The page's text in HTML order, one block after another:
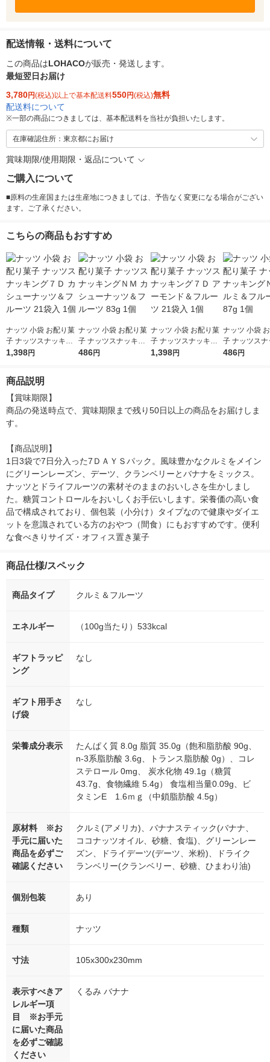
配送情報・送料について
この商品はLOHACOが販売・発送します。
最短翌日お届け
3,780円(税込)以上で基本配送料550円(税込)無料
配送料について
※一部の商品につきましては、基本配送料を当社が負担いたします。
在庫確認住所：東京都にお届け
賞味期限/使用期限・返品について
ご購入について
■原料の生産国または生産地につきましては、予告なく変更になる場合がござい
ます。ご了承ください。
こちらの商品もおすすめ
ナッツ 小袋 お配り菓
子 ナッツスナッキン
グ７Ｄ カシューナッ
1,398円
ナッツ 小袋 お配り菓
子 ナッツスナッキン
グＮＭ カシューナッ
486円
ナッツ 小袋 お配り菓
子 ナッツスナッキン
グ７Ｄ アーモンド＆
1,398円
ナッツ 小袋
子 ナッツスナ
グＮＭ クルミ
486円
商品説明
【賞味期限】
商品の発送時点で、賞味期限まで残り50日以上の商品をお届けしま
す。
【商品説明】
1日3袋で7日分入った7ＤＡＹＳパック。風味豊かなクルミをメイン
にグリーンレーズン、デーツ、クランベリーとバナナをミックス。
ナッツとドライフルーツの素材そのままのおいしさを生かしまし
た。糖質コントロールをおいしくお手伝いします。栄養価の高い食
品で構成されており、個包装（小分け）タイプなので健康やダイエ
ットを意識されている方のおやつ（間食）にもおすすめです。便利
な食べきりサイズ・オフィス置き菓子
商品仕様/スペック
商品タイプ クルミ＆フルーツ
エネルギー （100g当たり）533kcal
ギフトラッピ
ング
なし
ギフト用手さ
げ袋
なし
栄養成分表示
たんぱく質 8.0g 脂質 35.0g（飽和脂肪酸 90g、
n-3系脂肪酸 3.6g、トランス脂肪酸 0g）、コレ
ステロール 0mg、 炭水化物 49.1g（糖質
43.7g、食物繊維 5.4g） 食塩相当量0.09g、ビ
タミンE 1.6ｍｇ（中鎖脂肪酸 4.5g）
原材料 ※お
手元に届いた
商品を必ずご
確認ください
クルミ(アメリカ)、バナナスティック(バナナ、
ココナッツオイル、砂糖、食塩)、グリーンレー
ズン、ドライデーツ(デーツ、米粉)、ドライク
ランベリー(クランベリー、砂糖、ひまわり油)
個別包装 あり
種類 ナッツ
寸法 105x300x230mm
表示すべきア
レルギー項
目 ※お手元
に届いた商品
を必ずご確認
ください
くるみ バナナ